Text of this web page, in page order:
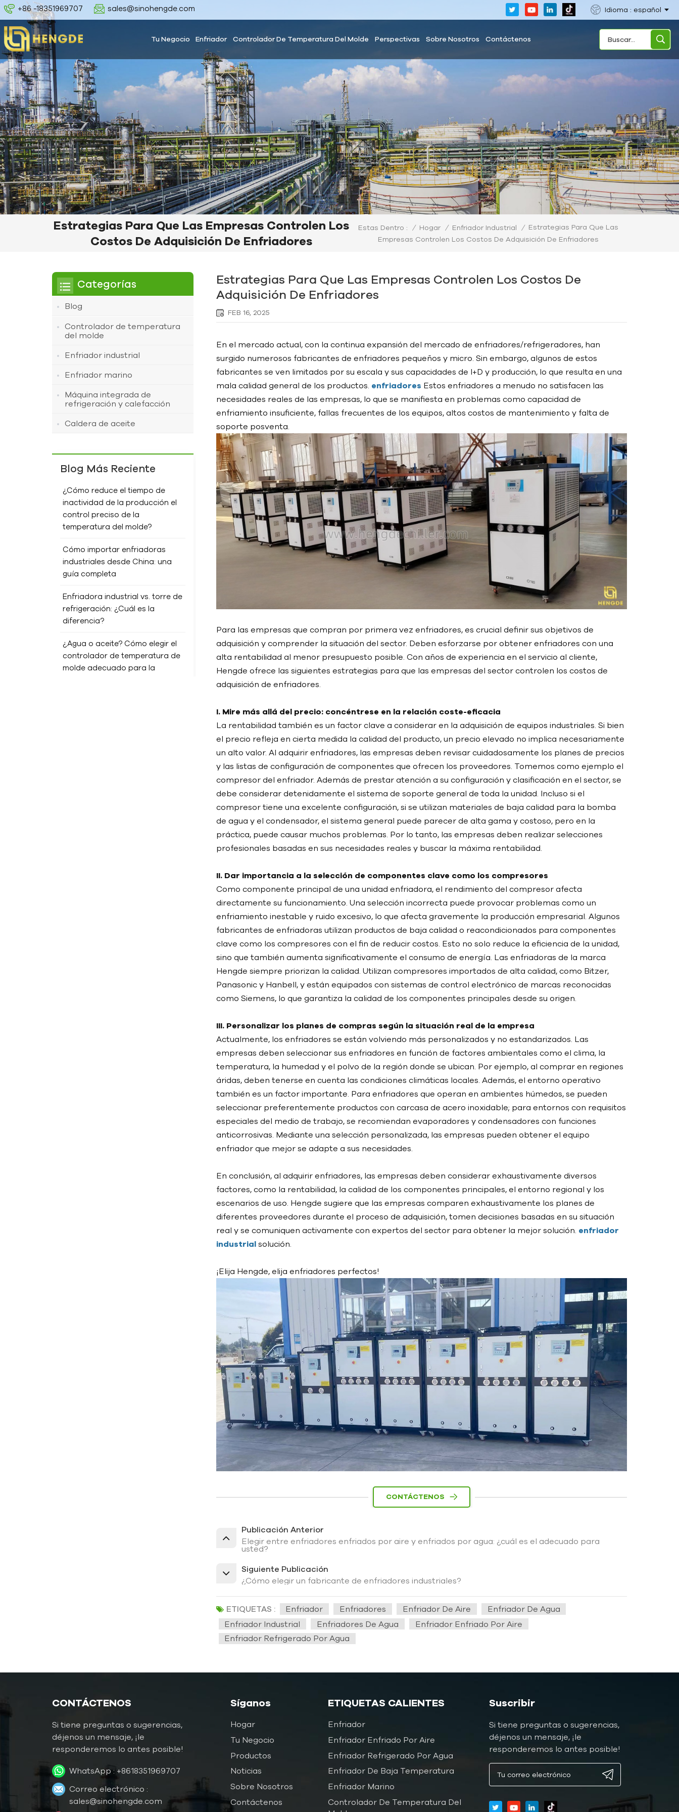
+86 -18351969707 sales@sinohengde.com Idioma : español
Tu Negocio Enfriador Controlador De Temperatura Del Molde Perspectivas Sobre Nosotros Contáctenos
Estrategias Para Que Las Empresas Controlen Los
Costos De Adquisición De Enfriadores
Estas Dentro : / Hogar / Enfriador Industrial / Estrategias Para Que Las
Empresas Controlen Los Costos De Adquisición De Enfriadores
Estrategias Para Que Las Empresas Controlen Los Costos De
Adquisición De Enfriadores
FEB 16, 2025
En el mercado actual, con la continua expansión del mercado de enfriadores/refrigeradores, han
surgido numerosos fabricantes de enfriadores pequeños y micro. Sin embargo, algunos de estos
fabricantes se ven limitados por su escala y sus capacidades de I+D y producción, lo que resulta en una
mala calidad general de los productos. enfriadores Estos enfriadores a menudo no satisfacen las
necesidades reales de las empresas, lo que se manifiesta en problemas como capacidad de
enfriamiento insuficiente, fallas frecuentes de los equipos, altos costos de mantenimiento y falta de
soporte posventa.
Para las empresas que compran por primera vez enfriadores, es crucial definir sus objetivos de
adquisición y comprender la situación del sector. Deben esforzarse por obtener enfriadores con una
alta rentabilidad al menor presupuesto posible. Con años de experiencia en el servicio al cliente,
Hengde ofrece las siguientes estrategias para que las empresas del sector controlen los costos de
adquisición de enfriadores.
I. Mire más allá del precio: concéntrese en la relación coste-eficacia
La rentabilidad también es un factor clave a considerar en la adquisición de equipos industriales. Si bien
el precio refleja en cierta medida la calidad del producto, un precio elevado no implica necesariamente
un alto valor. Al adquirir enfriadores, las empresas deben revisar cuidadosamente los planes de precios
y las listas de configuración de componentes que ofrecen los proveedores. Tomemos como ejemplo el
compresor del enfriador. Además de prestar atención a su configuración y clasificación en el sector, se
debe considerar detenidamente el sistema de soporte general de toda la unidad. Incluso si el
compresor tiene una excelente configuración, si se utilizan materiales de baja calidad para la bomba
de agua y el condensador, el sistema general puede parecer de alta gama y costoso, pero en la
práctica, puede causar muchos problemas. Por lo tanto, las empresas deben realizar selecciones
profesionales basadas en sus necesidades reales y buscar la máxima rentabilidad.
II. Dar importancia a la selección de componentes clave como los compresores
Como componente principal de una unidad enfriadora, el rendimiento del compresor afecta
directamente su funcionamiento. Una selección incorrecta puede provocar problemas como un
enfriamiento inestable y ruido excesivo, lo que afecta gravemente la producción empresarial. Algunos
fabricantes de enfriadoras utilizan productos de baja calidad o reacondicionados para componentes
clave como los compresores con el fin de reducir costos. Esto no solo reduce la eficiencia de la unidad,
sino que también aumenta significativamente el consumo de energía. Las enfriadoras de la marca
Hengde siempre priorizan la calidad. Utilizan compresores importados de alta calidad, como Bitzer,
Panasonic y Hanbell, y están equipados con sistemas de control electrónico de marcas reconocidas
como Siemens, lo que garantiza la calidad de los componentes principales desde su origen.
III. Personalizar los planes de compras según la situación real de la empresa
Actualmente, los enfriadores se están volviendo más personalizados y no estandarizados. Las
empresas deben seleccionar sus enfriadores en función de factores ambientales como el clima, la
temperatura, la humedad y el polvo de la región donde se ubican. Por ejemplo, al comprar en regiones
áridas, deben tenerse en cuenta las condiciones climáticas locales. Además, el entorno operativo
también es un factor importante. Para enfriadores que operan en ambientes húmedos, se pueden
seleccionar preferentemente productos con carcasa de acero inoxidable; para entornos con requisitos
especiales del medio de trabajo, se recomiendan evaporadores y condensadores con funciones
anticorrosivas. Mediante una selección personalizada, las empresas pueden obtener el equipo
enfriador que mejor se adapte a sus necesidades.
En conclusión, al adquirir enfriadores, las empresas deben considerar exhaustivamente diversos
factores, como la rentabilidad, la calidad de los componentes principales, el entorno regional y los
escenarios de uso. Hengde sugiere que las empresas comparen exhaustivamente los planes de
diferentes proveedores durante el proceso de adquisición, tomen decisiones basadas en su situación
real y se comuniquen activamente con expertos del sector para obtener la mejor solución. enfriador
industrialsolución.
¡Elija Hengde, elija enfriadores perfectos!
CONTÁCTENOS
Publicación Anterior
Elegir entre enfriadores enfriados por aire y enfriados por agua: ¿cuál es el adecuado para
usted?
Siguiente Publicación
¿Cómo elegir un fabricante de enfriadores industriales?
ETIQUETAS : Enfriador Enfriadores Enfriador De Aire
Enfriador De Agua
Enfriador Industrial
Enfriadores De Agua
Enfriador Enfriado Por Aire
Enfriador Refrigerado Por Agua
Categorías
Blog
Controlador de temperatura
del molde
Enfriador industrial
Enfriador marino
Máquina integrada de
refrigeración y calefacción
Caldera de aceite
Blog Más Reciente
¿Cómo reduce el tiempo de
inactividad de la producción el
control preciso de la
temperatura del molde?
Cómo importar enfriadoras
industriales desde China: una
guía completa
Enfriadora industrial vs. torre de
refrigeración: ¿Cuál es la
diferencia?
¿Agua o aceite? Cómo elegir el
controlador de temperatura de
molde adecuado para la
CONTÁCTENOS
Si tiene preguntas o sugerencias,
déjenos un mensaje, ¡le
responderemos lo antes posible!
WhatsApp : +8618351969707
Correo electrónico :
sales@sinohengde.com
Síganos
Hogar
Tu Negocio
Productos
Noticias
Sobre Nosotros
Contáctenos
ETIQUETAS CALIENTES
Enfriador
Enfriador Enfriado Por Aire
Enfriador Refrigerado Por Agua
Enfriador De Baja Temperatura
Enfriador Marino
Controlador De Temperatura Del
Suscribir
Si tiene preguntas o sugerencias,
déjenos un mensaje, ¡le
responderemos lo antes posible!